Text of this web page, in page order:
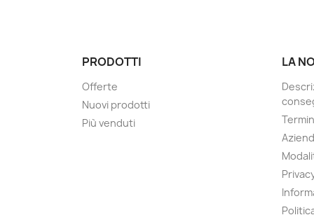
PRODOTTI
Offerte
Nuovi prodotti
Più venduti
LA